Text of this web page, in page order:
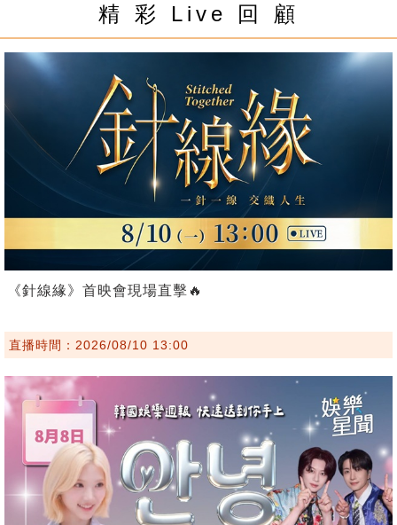
精 彩 Live 回 顧
《針線緣》首映會現場直擊🔥
直播時間：2026/08/10 13:00